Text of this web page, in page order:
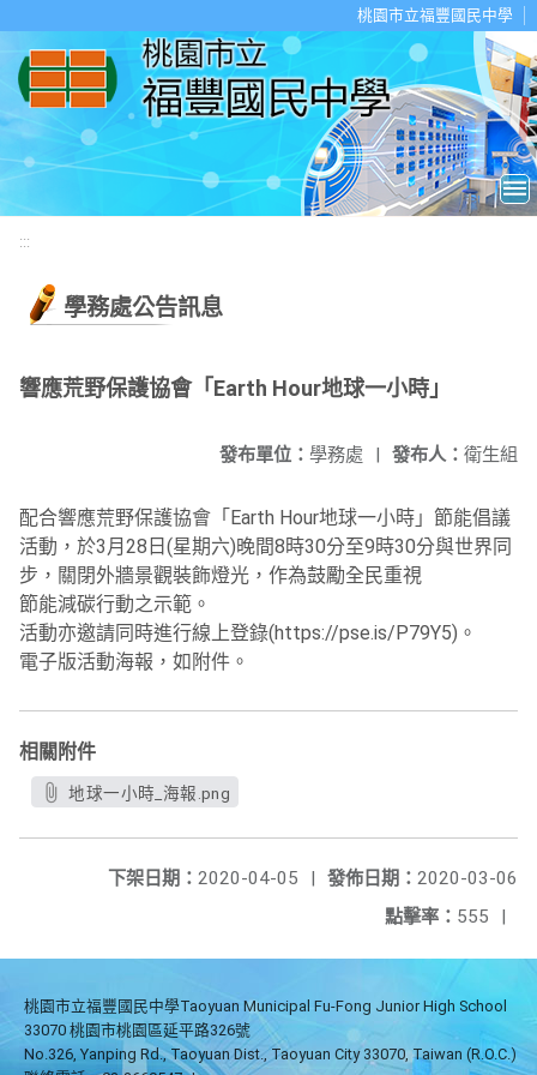
桃園市立福豐國民中學
:::
學務處公告訊息
響應荒野保護協會「Earth Hour地球一小時」
發布人： 衛生組
發布單位： 學務處 |
配合響應荒野保護協會「Earth Hour地球一小時」 節能倡議
活動，於3月28日(星期六)晚間8時30分至9時30分與世界同
步，關閉外牆景觀裝飾燈光，作為鼓勵全民重視
節能減碳行動之示範。
活動亦邀請同時進行線上登錄(https://pse.is/P79Y5)。
電子版活動海報，如附件 。
相關附件
地球一小時_海報.png
發佈日期： 2020-03-06
下架日期： 2020-04-05
|
點擊率： 555 |
桃園市立福豐國民中學Taoyuan Municipal Fu-Fong Junior High School
33070 桃園市桃園區延平路326號
No.326, Yanping Rd., Taoyuan Dist., Taoyuan City 33070, Taiwan (R.O.C.)